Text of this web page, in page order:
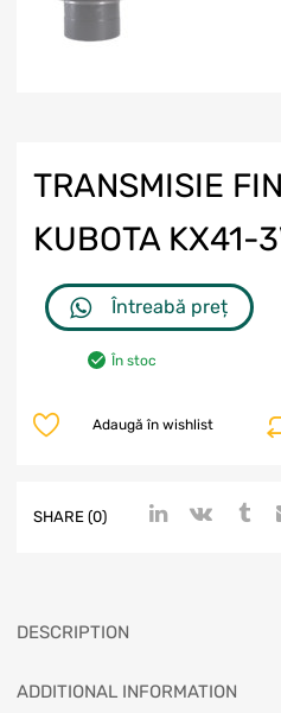
TRANSMISIE
KUBOTA KX41-
Întreabă preț
În stoc
Adaugă în wishlist
SHARE (0)
DESCRIPTION
ADDITIONAL INFORMATION